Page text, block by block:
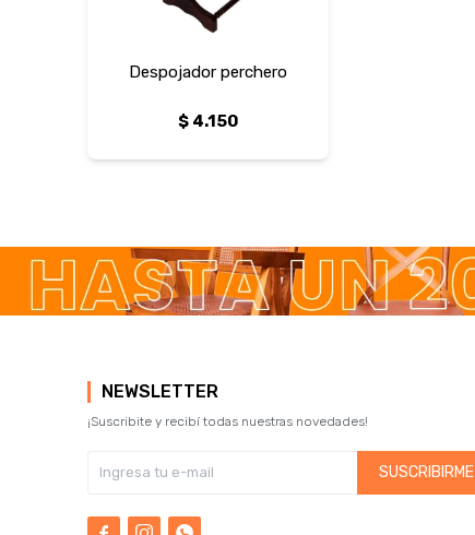
Despojador perchero
$ 4.150
NEWSLETTER
¡Suscribite y recibí todas nuestras novedades!
SUSCRIBIRME